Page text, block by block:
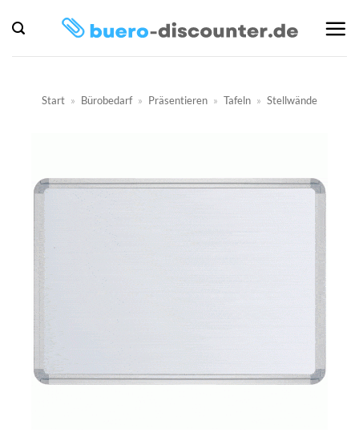
Inhalt
springen
Start » Bürobedarf » Präsentieren » Tafeln » Stellwände